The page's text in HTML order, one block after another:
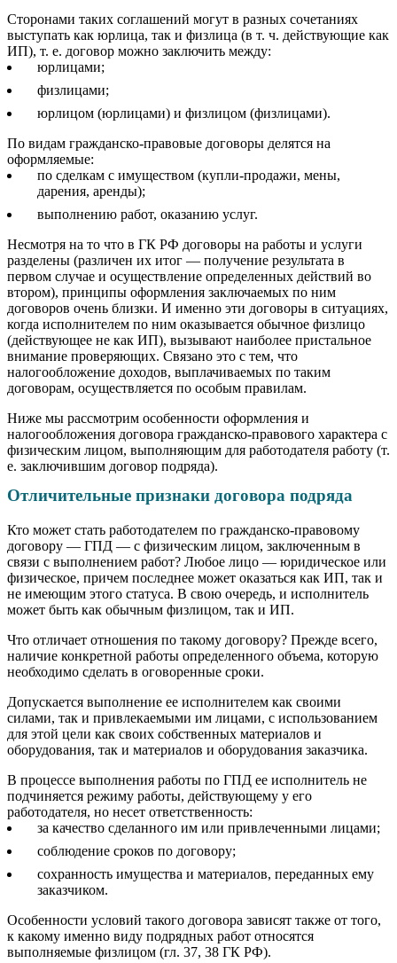
Сторонами таких соглашений могут в разных сочетаниях
выступать как юрлица, так и физлица (в т. ч. действующие как
ИП), т. е. договор можно заключить между:
юрлицами;
физлицами;
юрлицом (юрлицами) и физлицом (физлицами).
По видам гражданско-правовые договоры делятся на
оформляемые:
по сделкам с имуществом (купли-продажи, мены,
дарения, аренды);
выполнению работ, оказанию услуг.
Несмотря на то что в ГК РФ договоры на работы и услуги
разделены (различен их итог — получение результата в
первом случае и осуществление определенных действий во
втором), принципы оформления заключаемых по ним
договоров очень близки. И именно эти договоры в ситуациях,
когда исполнителем по ним оказывается обычное физлицо
(действующее не как ИП), вызывают наиболее пристальное
внимание проверяющих. Связано это с тем, что
налогообложение доходов, выплачиваемых по таким
договорам, осуществляется по особым правилам.
Ниже мы рассмотрим особенности оформления и
налогообложения договора гражданско-правового характера с
физическим лицом, выполняющим для работодателя работу (т.
е. заключившим договор подряда).
Отличительные признаки договора подряда
Кто может стать работодателем по гражданско-правовому
договору — ГПД — с физическим лицом, заключенным в
связи с выполнением работ? Любое лицо — юридическое или
физическое, причем последнее может оказаться как ИП, так и
не имеющим этого статуса. В свою очередь, и исполнитель
может быть как обычным физлицом, так и ИП.
Что отличает отношения по такому договору? Прежде всего,
наличие конкретной работы определенного объема, которую
необходимо сделать в оговоренные сроки.
Допускается выполнение ее исполнителем как своими
силами, так и привлекаемыми им лицами, с использованием
для этой цели как своих собственных материалов и
оборудования, так и материалов и оборудования заказчика.
В процессе выполнения работы по ГПД ее исполнитель не
подчиняется режиму работы, действующему у его
работодателя, но несет ответственность:
за качество сделанного им или привлеченными лицами;
соблюдение сроков по договору;
сохранность имущества и материалов, переданных ему
заказчиком.
Особенности условий такого договора зависят также от того,
к какому именно виду подрядных работ относятся
выполняемые физлицом (гл. 37, 38 ГК РФ).